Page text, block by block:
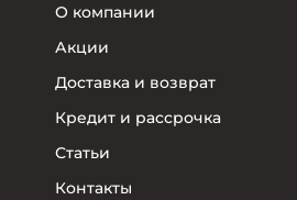
О компании
Акции
Доставка и возврат
Кредит и рассрочка
Статьи
Контакты